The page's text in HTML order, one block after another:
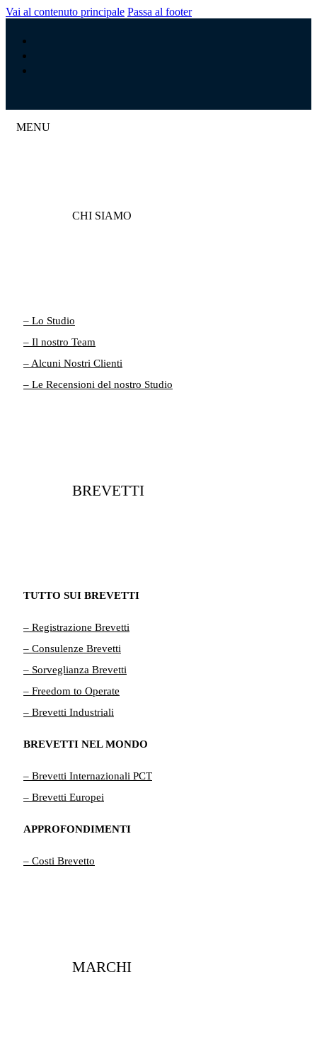
Vai al contenuto principale Passa al footer
MENU
CHI SIAMO
– Lo Studio
– Il nostro Team
– Alcuni Nostri Clienti
– Le Recensioni del nostro Studio
BREVETTI
TUTTO SUI BREVETTI
– Registrazione Brevetti
– Consulenze Brevetti
– Sorveglianza Brevetti
– Freedom to Operate
– Brevetti Industriali
BREVETTI NEL MONDO
– Brevetti Internazionali PCT
– Brevetti Europei
APPROFONDIMENTI
– Costi Brevetto
MARCHI